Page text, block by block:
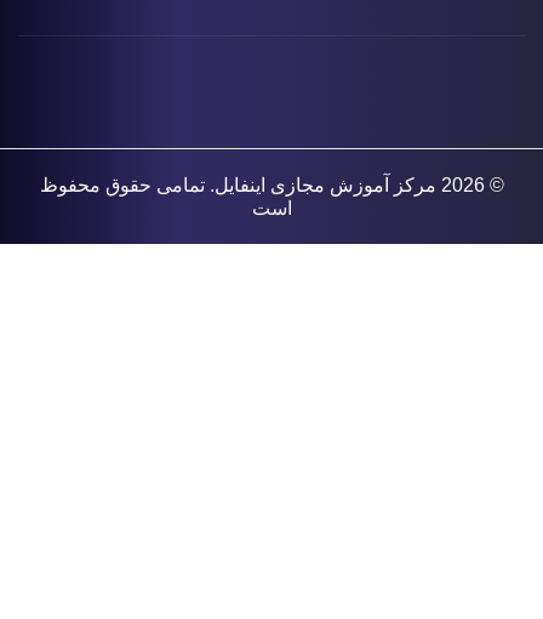
© 2026 مرکز آموزش مجازی اینفایل. تمامی حقوق محفوظ
است